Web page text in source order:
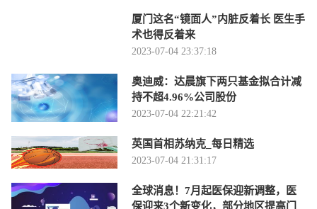
厦门这名“镜面人”内脏反着长 医生手
术也得反着来
2023-07-04 23:37:18
奥迪威：达晨旗下两只基金拟合计减
持不超4.96%公司股份
2023-07-04 22:21:42
英国首相苏纳克_每日精选
2023-07-04 21:31:17
全球消息！7月起医保迎新调整，医
保迎来3个新变化，部分地区提高门